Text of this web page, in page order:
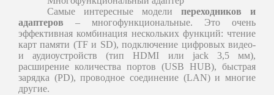
Самые интересные моделипереходников и
адаптеров – многофункциональные. Это очень
эффективная комбинация нескольких функций: чтение
карт памяти (TF и SD), подключение цифровых видео-
и аудиоустройств (тип HDMI или jack 3,5 мм),
расширение количества портов (USB HUB), быстрая
зарядка (PD), проводное соединение (LAN) и многие
другие.